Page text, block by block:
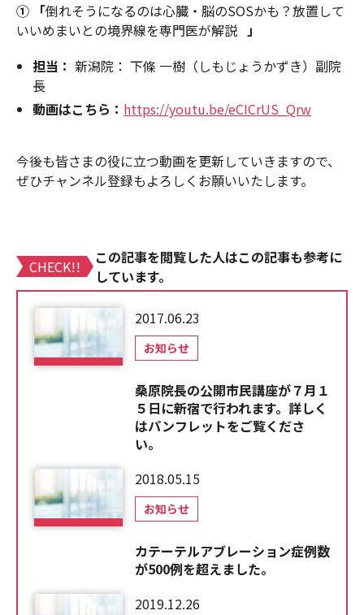
① 「倒れそうになるのは心臓・脳のSOSかも？放置して
いいめまいとの境界線を専門医が解説 」
担当： 新潟院： 下條 一樹（しもじょうかずき）副院
長
動画はこちら： https://youtu.be/eCICrUS_Qrw
今後も皆さまの役に立つ動画を更新していきますので、
ぜひチャンネル登録もよろしくお願いいたします。
CHECK!!
この記事を閲覧した人はこの記事も参考に
しています。
2017.06.23
お知らせ
桑原院長の公開市民講座が７月１
５日に新宿で行われます。詳しく
はパンフレットをご覧くださ
い。
2018.05.15
お知らせ
カテーテルアブレーション症例数
が500例を超えました。
2019.12.26